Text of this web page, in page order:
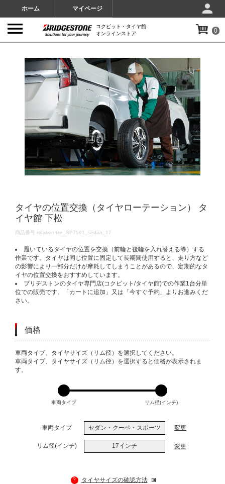
ホーム マイページ
コクピット・タイヤ館
オンラインストア
0
タイヤの位置交換（タイヤローテーション） タ
イヤ館 下松
DETAILS
商品番号 rotation-tire_SP7561_sedan_17
履いているタイヤの位置を交換（前輪と後輪を入れ替える等）する
作業です。タイヤは同じ位置に固定して長期間使用すると、走り方など
の影響により一部分だけが摩耗してしまうことがあるので、定期的なタ
イヤの位置交換をおすすめしています。
ブリヂストンのタイヤ専門店(コクピット/タイヤ館)での作業1台分単
位での販売です。「カートに追加」又は「今すぐ予約」よりお進みくだ
さい。
価格
VARIATIONS
車両タイプ、タイヤサイズ（リム径）を選択してください。
車両タイプ、タイヤサイズ（リム径）を選択すると価格が表示されま
す。
車両タイプ リム径(インチ)
車両タイプ セダン・クーペ・スポーツ 変更
リム径(インチ) 17インチ 変更
? タイヤサイズの確認方法